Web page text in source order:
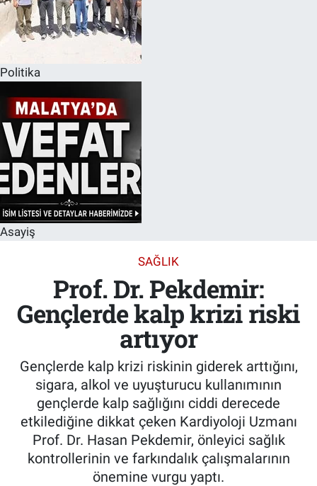
Politika
Asayiş
SAĞLIK
Prof. Dr. Pekdemir:
Gençlerde kalp krizi riski
artıyor
Gençlerde kalp krizi riskinin giderek arttığını,
sigara, alkol ve uyuşturucu kullanımının
gençlerde kalp sağlığını ciddi derecede
etkilediğine dikkat çeken Kardiyoloji Uzmanı
Prof. Dr. Hasan Pekdemir, önleyici sağlık
kontrollerinin ve farkındalık çalışmalarının
önemine vurgu yaptı.